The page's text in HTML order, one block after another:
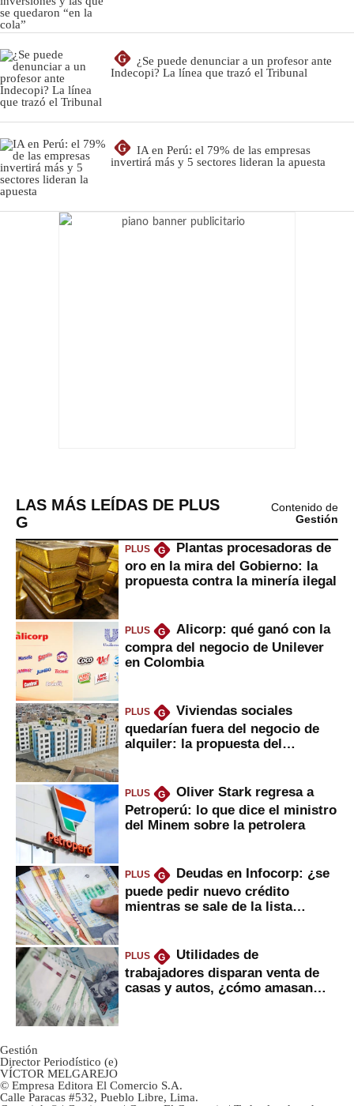
G
¿Se puede denunciar a un profesor ante
Indecopi? La línea que trazó el Tribunal
G
IA en Perú: el 79% de las empresas
invertirá más y 5 sectores lideran la apuesta
LAS MÁS LEÍDAS DE PLUS
G
Contenido de
Gestión
PLUS G
Plantas procesadoras de
oro en la mira del Gobierno: la
propuesta contra la minería ilegal
PLUS G
Alicorp: qué ganó con la
compra del negocio de Unilever
en Colombia
PLUS G
Viviendas sociales
quedarían fuera del negocio de
alquiler: la propuesta del
PLUS G
Oliver Stark regresa a
Petroperú: lo que dice el ministro
del Minem sobre la petrolera
PLUS G
Deudas en Infocorp: ¿se
puede pedir nuevo crédito
mientras se sale de la lista
PLUS G
Utilidades de
trabajadores disparan venta de
casas y autos, ¿cómo amasan
Gestión
Director Periodístico (e)
VÍCTOR MELGAREJO
© Empresa Editora El Comercio S.A.
Calle Paracas #532, Pueblo Libre, Lima.